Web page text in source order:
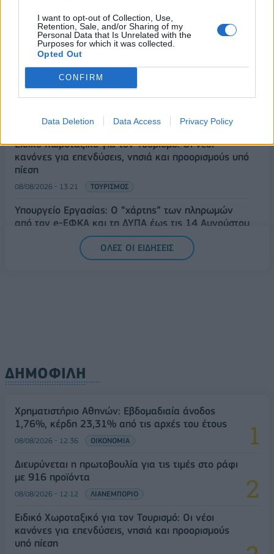
I want to opt-out of Collection, Use,
Retention, Sale, and/or Sharing of my
Personal Data that Is Unrelated with the
Purposes for which it was collected.
Opted Out
CONFIRM
Data Deletion Data Access Privacy Policy
Κορυφώνεται η έξοδος του Αυγούστου – Πάνω από
56.000 επιβάτες αναχωρούν σήμερα από τα
λιμάνια της Αττικής
08/08/2026 - 14:30
Δυτική Αττική: Η επόμενη ημέρα μετά τις πυρκαγιές
– Τα έργα Antinero και η «μάχη» πριν από τις
08/08/2026 - 14:08 ΕΛΛΑΔΑ
Ειδικό Χωροταξικό για τον Τουρισμό: Οι νέοι
κανόνες για επενδύσεις, νησιά και προορισμούς υπό
πίεση
08/08/2026 - 13:21 ΤΟΥΡΙΣΜΟΣ
Υπουργείο Εργασίας: Ο “χάρτης” των πληρωμών
από τον e-ΕΦΚΑ και τη ΔΥΠΑ έως τις 14 Αυγούστου
ΟΙΚΟΝΟΜΙΑ
Οι Hamilton Reserve Bank και SEE Capital
ΟΛΕΣ ΟΙ ΕΙΔΗΣΕΙΣ
ΔΗΜΟΦΙΛΗ
Χρηματιστήριο Αθηνών: Εβδομαδιαία άνοδος
1,76%, κέρδη 23,31% από τις αρχές του έτους
08/08/2026 - 12:36 ΟΙΚΟΝΟΜΙΑ
Διευρύνεται η πρωτοβουλία για τις τιμές στο ράφι
με 916 προϊόντα
08/08/2026 - 12:12 ΛΙΑΝΕΜΠΟΡΙΟ
Ειδικό Χωροταξικό για τον Τουρισμό: Οι νέοι
κανόνες για επενδύσεις, νησιά και προορισμούς
υπό πίεση